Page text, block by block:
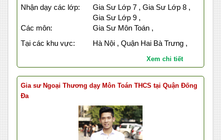
Nhận dạy các lớp:
Gia Sư Lớp 7 , Gia Sư Lớp 8 ,
Gia Sư Lớp 9 ,
Các môn:
Gia Sư Môn Toán ,
Tại các khu vực:
Hà Nội , Quận Hai Bà Trưng ,
Xem chi tiết
Gia sư Ngoại Thương dạy Môn Toán THCS tại Quận Đống
Đa